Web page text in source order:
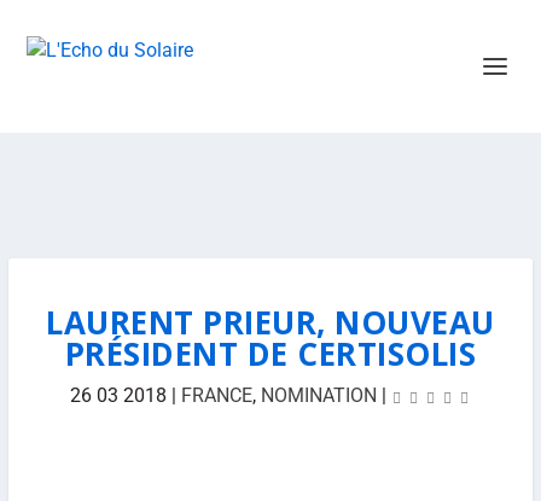
LAURENT PRIEUR, NOUVEAU
PRÉSIDENT DE CERTISOLIS
26 03 2018 | FRANCE, NOMINATION |